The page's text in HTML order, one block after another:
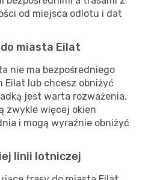
od miejsca odlotu i dat
miasta Eilat
nie ma bezpośredniego
Eilat lub chcesz obniżyć
jest warta rozważenia.
zwykle więcej okien
i mogą wyraźnie obniżyć
linii lotniczej